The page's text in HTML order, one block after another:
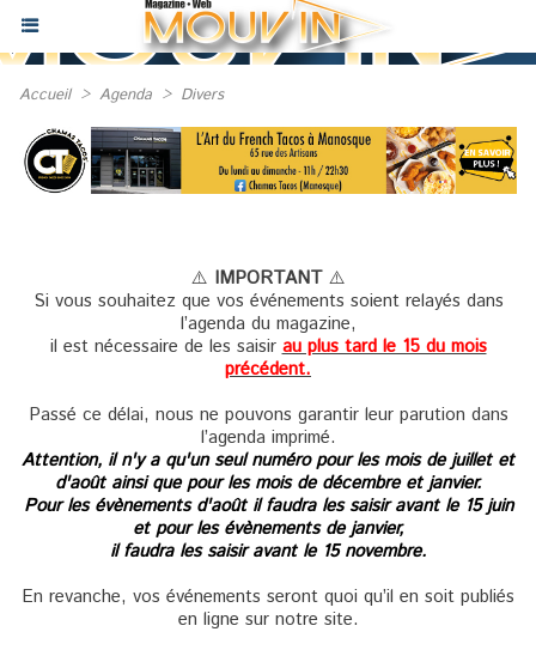
Accueil > Agenda > Divers
⚠️ IMPORTANT⚠️
Si vous souhaitez que vos événements soient relayés dans
l’agenda du magazine,
il est nécessaire de les saisir au plus tard le 15 du mois
précédent.
Passé ce délai, nous ne pouvons garantir leur parution dans
l’agenda imprimé.
Attention, il n'y a qu'un seul numéro pour les mois de juillet et
d'août ainsi que pour les mois de décembre et janvier.
Pour les évènements d'août il faudra les saisir avant le 15 juin
et pour les évènements de janvier,
il faudra les saisir avant le 15 novembre.
En revanche, vos événements seront quoi qu’il en soit publiés
en ligne sur notre site.